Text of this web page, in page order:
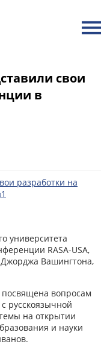
свои
в
университета
RASA-USA,
Джорджа Вашингтона,
вопросам
русскоязычной
на открытии
и науки